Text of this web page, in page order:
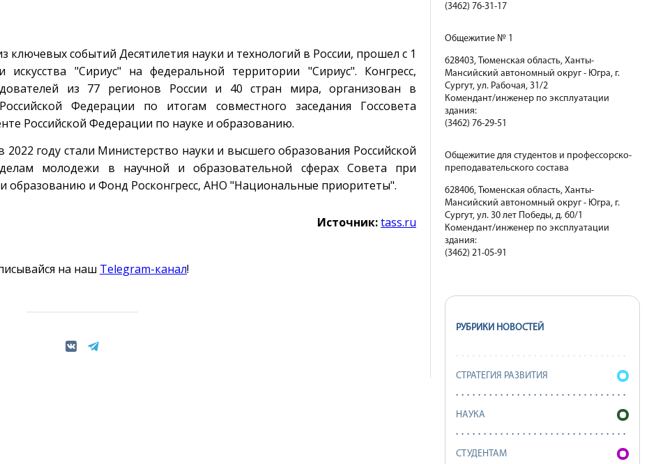
событий Десятилетия науки и технологий в России, прошел с 1
"Сириус" на федеральной территории "Сириус". Конгресс,
из 77 регионов России и 40 стран мира, организован в
Федерации по итогам совместного заседания Госсовета
Российской Федерации по науке и образованию.
году стали Министерство науки и высшего образования Российской
молодежи в научной и образовательной сферах Совета при
образованию и Фонд Росконгресс, АНО "Национальные приоритеты".
Источник:tass.ru
на наш Telegram-канал!
(3462) 76-31-17
Общежитие № 1
628403, Тюменская область, Ханты-
Мансийский автономный округ - Югра, г.
Сургут, ул. Рабочая, 31/2
Комендант/инженер по эксплуатации
здания:
(3462) 76-29-51
Общежитие для студентов и профессорско-
преподавательского состава
628406, Тюменская область, Ханты-
Мансийский автономный округ - Югра, г.
Сургут, ул. 30 лет Победы, д. 60/1
Комендант/инженер по эксплуатации
здания:
(3462) 21-05-91
РУБРИКИ НОВОСТЕЙ
СТРАТЕГИЯ РАЗВИТИЯ
НАУКА
СТУДЕНТАМ